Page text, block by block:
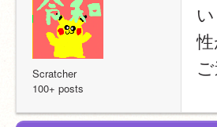
Scratcher
100+ posts